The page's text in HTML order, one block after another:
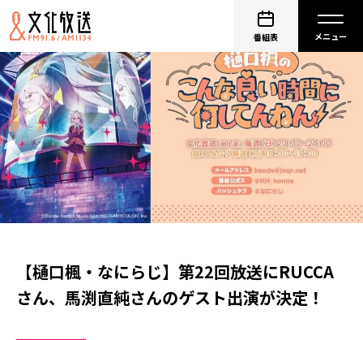
番組表
【樋口楓・なにらじ】第22回放送にRUCCA
さん、馬渕直純さんのゲスト出演が決定！